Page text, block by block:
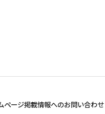
ページ掲載情報へのお問い合わせ